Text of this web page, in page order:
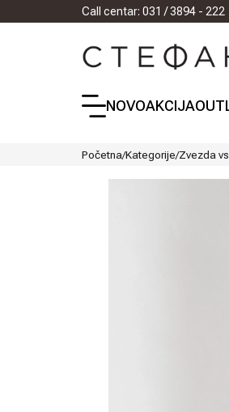
Call centar: 031 / 3894 - 222
NOVOAKCIJA
Početna/Kategorije/Zvezda